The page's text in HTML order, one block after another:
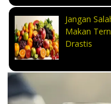
Jangan
Makan
Drastis